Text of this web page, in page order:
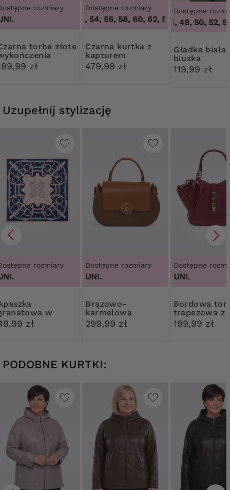
rozmiary
złote
zł
Dostępne rozmiary
50, 52, 54, 56, 58, 60, 62,50, 52, 54, 56, 58,
Czarna kurtka z
kapturem
479,99 zł
Dostępne
44, 46, 48, 50, 52,
Gładka biała
bluzka
119,99 zł
Uzupełnij stylizację
rozmiary
w
niebieski
zł
Dostępne rozmiary
UNI.
Brązowo-
karmelowa
torebka z
portfelem
299,99 zł
Dostępne
UNI.
Bordowa torebka
trapezowa z
chustą
199,99 zł
PODOBNE KURTKI: